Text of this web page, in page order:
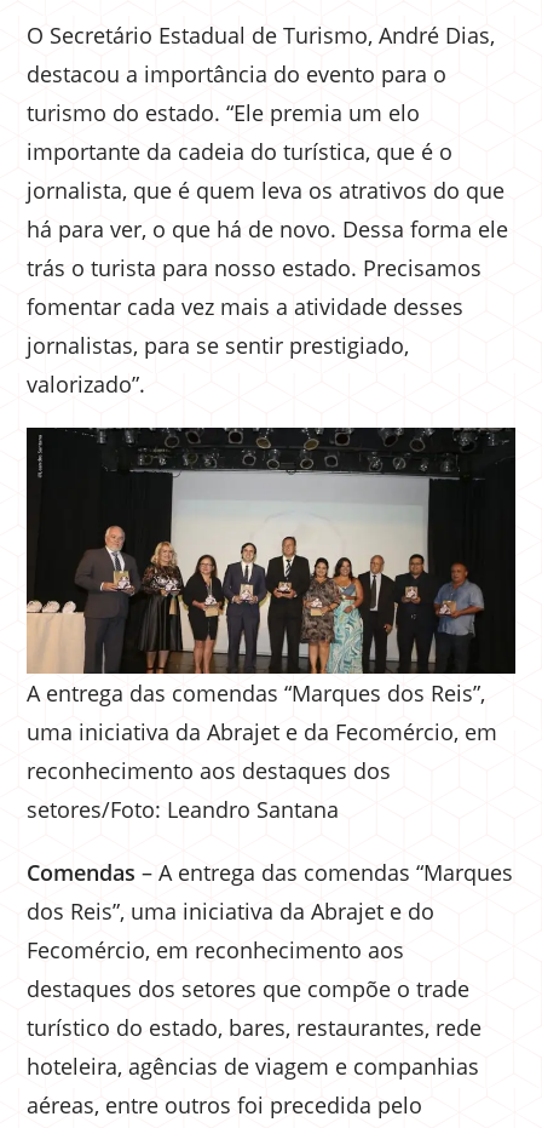
O Secretário Estadual de Turismo, André Dias,
destacou a importância do evento para o
turismo do estado. “Ele premia um elo
importante da cadeia do turística, que é o
jornalista, que é quem leva os atrativos do que
há para ver, o que há de novo. Dessa forma ele
trás o turista para nosso estado. Precisamos
fomentar cada vez mais a atividade desses
jornalistas, para se sentir prestigiado,
valorizado”.
A entrega das comendas “Marques dos Reis”,
uma iniciativa da Abrajet e da Fecomércio, em
reconhecimento aos destaques dos
setores/Foto: Leandro Santana
Comendas– A entrega das comendas “Marques
dos Reis”, uma iniciativa da Abrajet e do
Fecomércio, em reconhecimento aos
destaques dos setores que compõe o trade
turístico do estado, bares, restaurantes, rede
hoteleira, agências de viagem e companhias
aéreas, entre outros foi precedida pelo